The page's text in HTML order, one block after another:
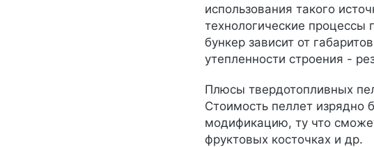
использования такого
технологические
бункер зависит от
утепленности строения -
Плюсы твердотопливных
Стоимость пеллет изрядно
модификацию, ту что
фруктовых косточках и др.